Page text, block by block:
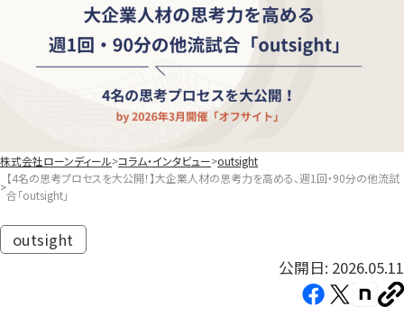
株式会社ローンディール コラム・インタビュー outsight
【4名の思考プロセスを大公開！】大企業人材の思考力を高める、週1回・90分の他流試
合「outsight」
outsight
公開日: 2026.05.11
Facebook（新
X（新 note（新